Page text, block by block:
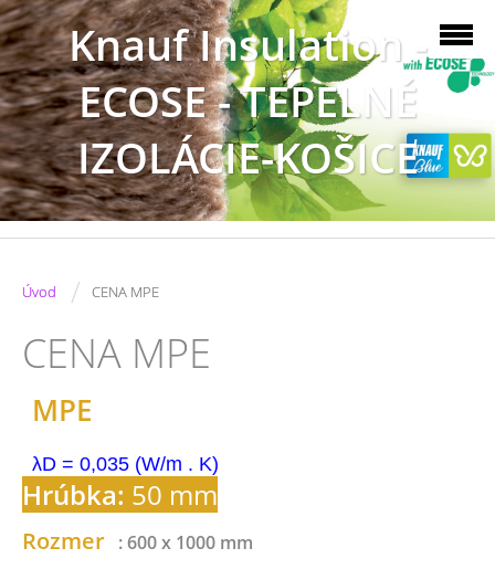
Knauf Insulation -
ECOSE - TEPELNÉ
IZOLÁCIE-KOŠICE
Úvod / CENA MPE
CENA MPE
MPE
λD = 0,035 (W/m . K)
Hrúbka: 50 mm
Rozmer : 600 x 1000 mm